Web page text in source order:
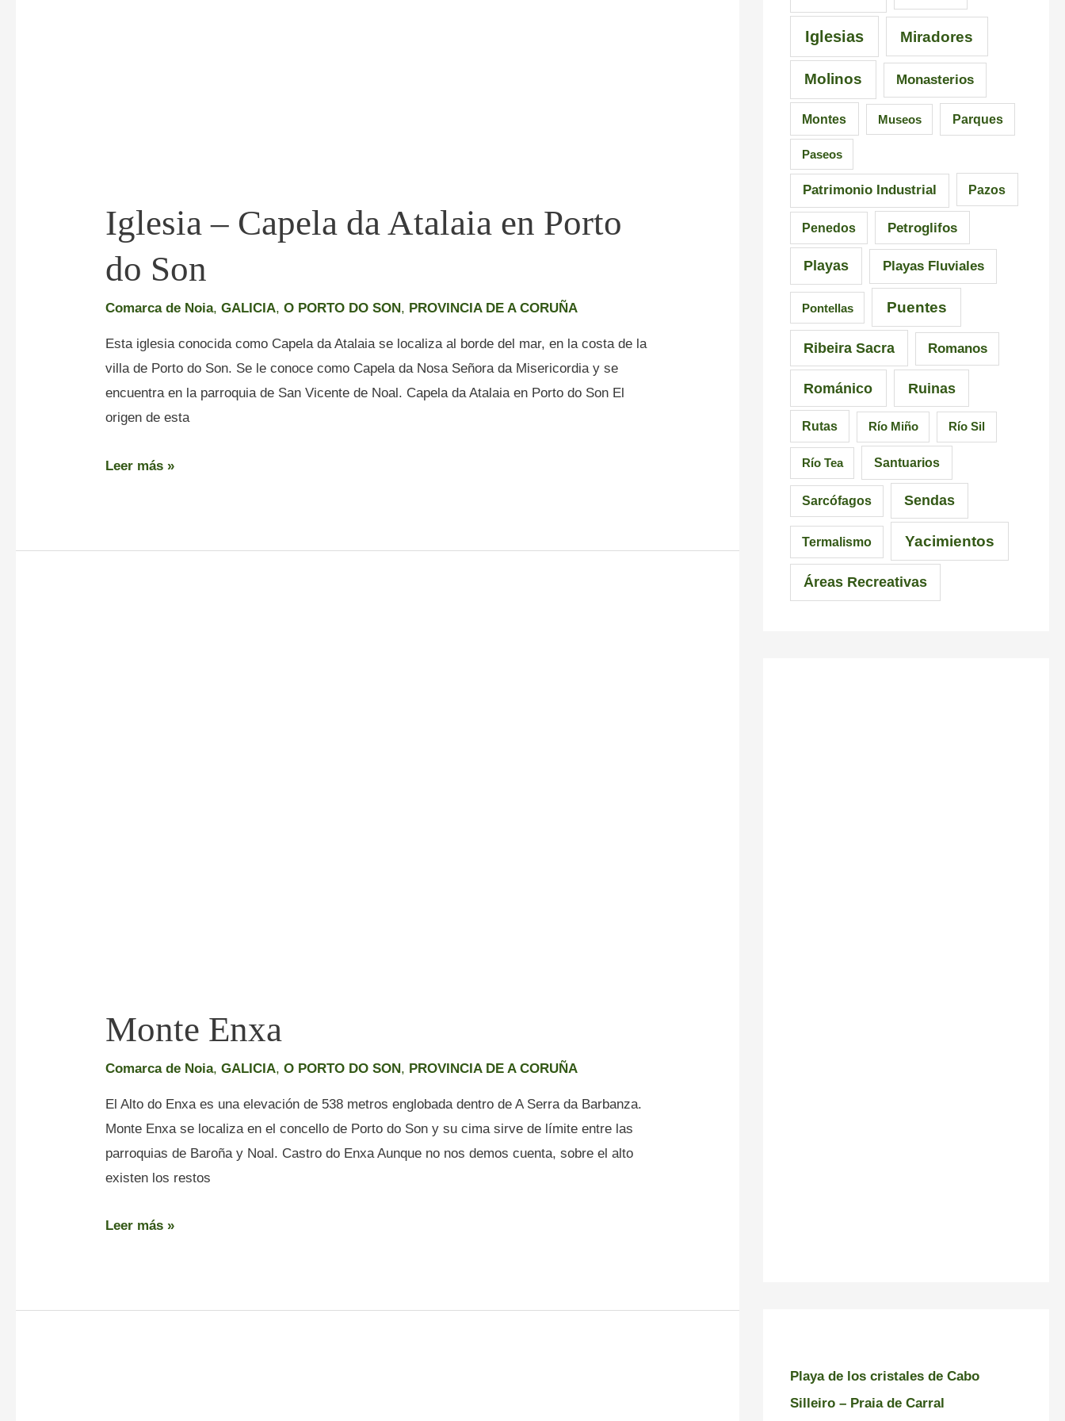
Iglesia – Capela da Atalaia en Porto
do Son
Comarca de Noia,GALICIA,O PORTO DO SON , PROVINCIA DE A CORUÑA
Esta iglesia conocida como Capela da Atalaia se localiza al borde del mar, en la costa de la
villa de Porto do Son. Se le conoce como Capela da Nosa Señora da Misericordia y se
encuentra en la parroquia de San Vicente de Noal. Capela da Atalaia en Porto do Son El
origen de esta
Leer más »
Monte Enxa
Comarca de Noia,GALICIA,O PORTO DO SON, PROVINCIA DE A CORUÑA
El Alto do Enxa es una elevación de 538 metros englobada dentro de A Serra da Barbanza.
Monte Enxa se localiza en el concello de Porto do Son y su cima sirve de límite entre las
parroquias de Baroña y Noal. Castro do Enxa Aunque no nos demos cuenta, sobre el alto
existen los restos
Leer más »
Iglesias Miradores
Molinos Monasterios
Montes Museos Parques
Paseos
Patrimonio Industrial Pazos
Penedos Petroglifos
Playas Playas Fluviales
Pontellas Puentes
Ribeira Sacra Romanos
Románico Ruinas
Rutas Río Miño Río Sil
Río Tea Santuarios
Sarcófagos Sendas
Termalismo Yacimientos
Áreas Recreativas
Playa de los cristales de Cabo
Silleiro – Praia de Carral